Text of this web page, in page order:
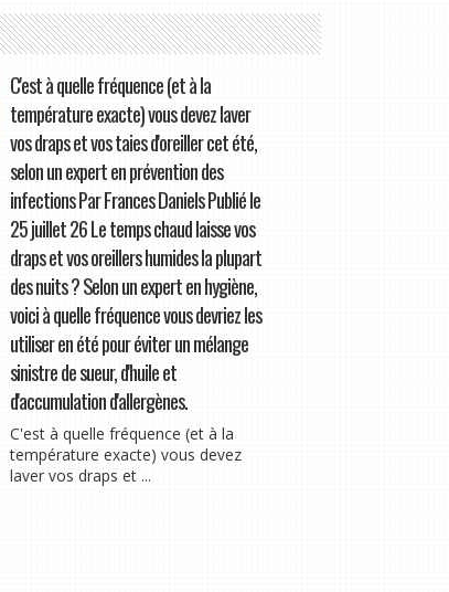
C'est à quelle fréquence (et à la
température exacte) vous devez laver
vos draps et vos taies d'oreiller cet été,
selon un expert en prévention des
infections Par Frances Daniels Publié le
25 juillet 26 Le temps chaud laisse vos
draps et vos oreillers humides la plupart
des nuits ? Selon un expert en hygiène,
voici à quelle fréquence vous devriez les
utiliser en été pour éviter un mélange
sinistre de sueur, d'huile et
d'accumulation d'allergènes.
C'est à quelle fréquence (et à la
température exacte) vous devez
laver vos draps et ...